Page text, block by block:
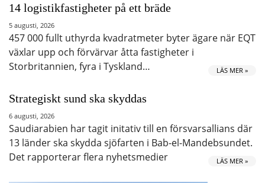
14 logistikfastigheter på ett bräde
5 augusti, 2026
457 000 fullt uthyrda kvadratmeter byter ägare när EQT
växlar upp och förvärvar åtta fastigheter i
Storbritannien, fyra i Tyskland…
LÄS MER »
Strategiskt sund ska skyddas
6 augusti, 2026
Saudiarabien har tagit initativ till en försvarsallians där
13 länder ska skydda sjöfarten i Bab-el-Mandebsundet.
Det rapporterar flera nyhetsmedier
LÄS MER »